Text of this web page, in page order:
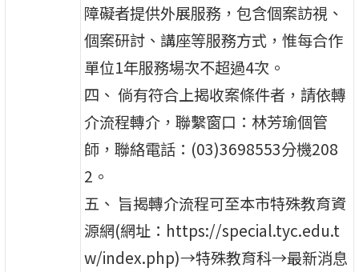
障礙者提供外展服務，包含個案訪視、
個案研討、講座等服務方式，惟每合作
單位1年服務場次不超過4次。
四、 倘有符合上揭收案條件者，請依轉
介流程轉介，聯繫窗口：林芳瑜個管
師，聯絡電話：(03)3698553分機208
2。
五、 旨揭轉介流程可至本市特殊教育資
源網(網址：https://special.tyc.edu.t
w/index.php)→特殊教育科→最新消息